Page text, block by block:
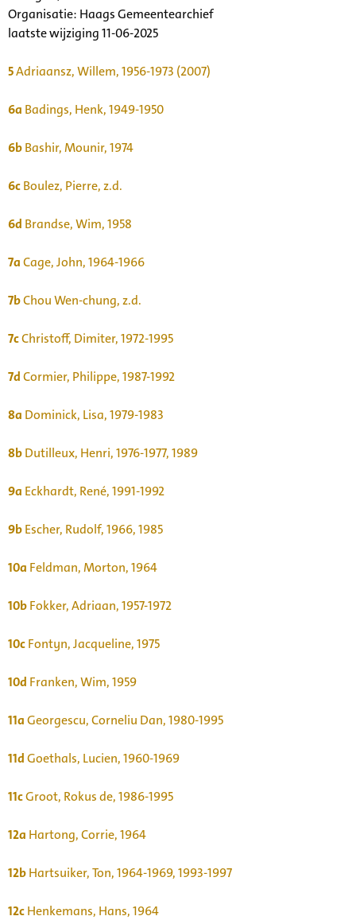
Organisatie: Haags Gemeentearchief
laatste wijziging 11-06-2025
5Adriaansz, Willem, 1956-1973 (2007)
6a Badings, Henk, 1949-1950
6bBashir, Mounir, 1974
6cBoulez, Pierre, z.d.
6d Brandse, Wim, 1958
7aCage, John, 1964-1966
7bChou Wen-chung, z.d.
7cChristoff, Dimiter, 1972-1995
7dCormier, Philippe, 1987-1992
8a Dominick, Lisa, 1979-1983
8bDutilleux, Henri, 1976-1977, 1989
9a Eckhardt, René, 1991-1992
9bEscher, Rudolf, 1966, 1985
10a Feldman, Morton, 1964
10bFokker, Adriaan, 1957-1972
10cFontyn, Jacqueline, 1975
10d Franken, Wim, 1959
11aGeorgescu, Corneliu Dan, 1980-1995
11dGoethals, Lucien, 1960-1969
11cGroot, Rokus de, 1986-1995
12a Hartong, Corrie, 1964
12bHartsuiker, Ton, 1964-1969, 1993-1997
12cHenkemans, Hans, 1964